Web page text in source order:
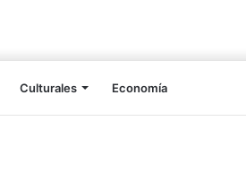
Culturales Economía